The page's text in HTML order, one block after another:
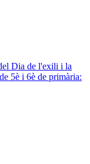
Dia de l'exili i la
5è i 6è de primària: